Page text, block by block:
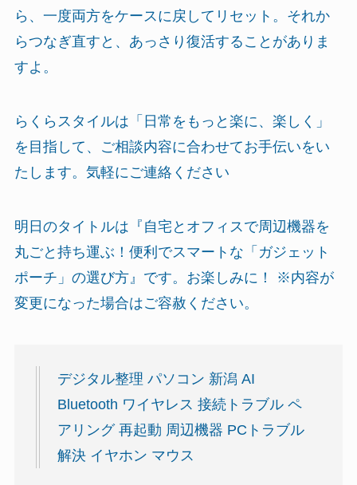
ら、一度両方をケースに戻してリセット。それか
らつなぎ直すと、あっさり復活することがありま
すよ。
らくらスタイルは「日常をもっと楽に、楽しく」
を目指して、ご相談内容に合わせてお手伝いをい
たします。気軽にご連絡ください
明日のタイトルは『自宅とオフィスで周辺機器を
丸ごと持ち運ぶ！便利でスマートな「ガジェット
ポーチ」の選び方』です。お楽しみに！ ※内容が
変更になった場合はご容赦ください。
デジタル整理 パソコン 新潟 AI
Bluetooth ワイヤレス 接続トラブル ペ
アリング 再起動 周辺機器 PCトラブル
解決 イヤホン マウス